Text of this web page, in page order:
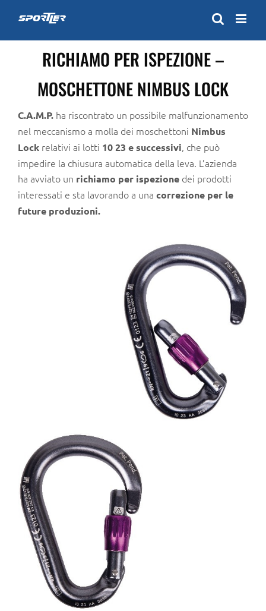
content
RICHIAMO PER ISPEZIONE –
MOSCHETTONE NIMBUS LOCK
C.A.M.P.ha riscontrato un possibile malfunzionamento
nel meccanismo a molla dei moschettoni Nimbus
Lockrelativi ai lotti 10 23 e successivi, che può
impedire la chiusura automatica della leva. L’azienda
ha avviato un richiamo per ispezionedei prodotti
interessati e sta lavorando a una correzione per le
future produzioni.